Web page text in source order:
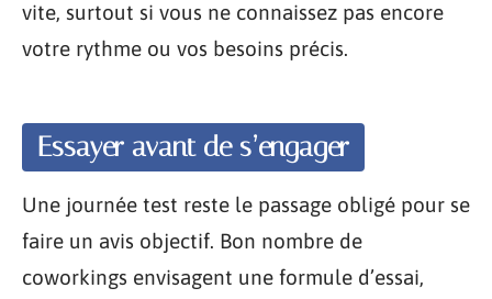
vite, surtout si vous ne connaissez pas encore
votre rythme ou vos besoins précis.
Essayer avant de s’engager
Une journée test reste le passage obligé pour se
faire un avis objectif. Bon nombre de
coworkings envisagent une formule d’essai,